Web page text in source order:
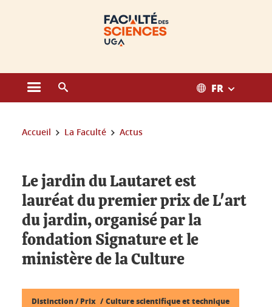
Ouvrir le menu principal FR
Vous êtes ici :
Accueil La Faculté Actus
Le jardin du Lautaret est
lauréat du premier prix de L'art
du jardin, organisé par la
fondation Signature et le
ministère de la Culture
Distinction / Prix Culture scientifique et technique